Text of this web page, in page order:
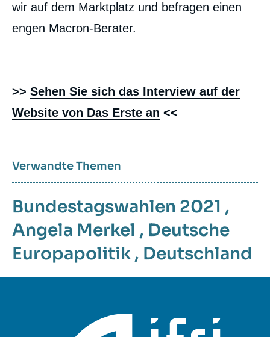
médiatique
wir auf dem Marktplatz und befragen einen
engen Macron-Berater.
>> Sehen Sie sich das Interview auf der
Website von Das Erste an <<
Verwandte Themen
Bundestagswahlen 2021 ,
Angela Merkel , Deutsche
Europapolitik , Deutschland